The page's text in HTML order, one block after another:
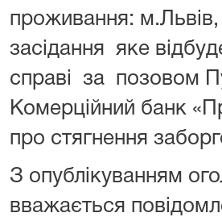
проживання:
засідання яке
справі за позовом
Комерційний банк
про стягнення
З опублікуванням
вважається